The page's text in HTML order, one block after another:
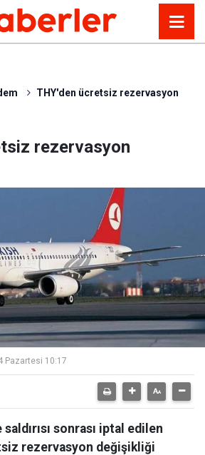
THY'den ücretsiz rezervasyon
rezervasyon
Pazartesi 10:17
saldırısı sonrası iptal edilen
rezervasyon değişikliği